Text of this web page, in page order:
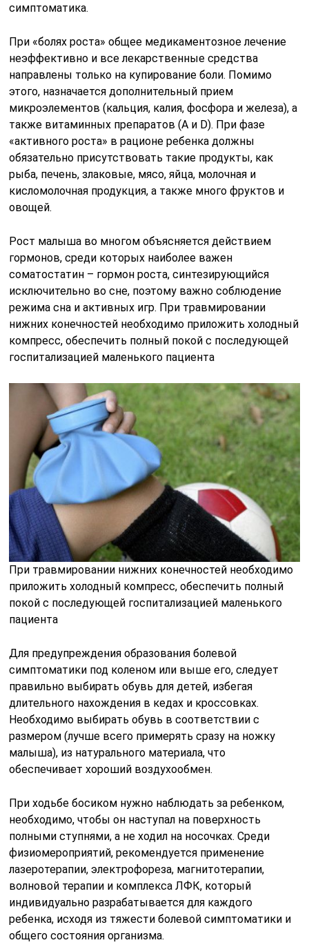
симптоматика.
При «болях роста» общее медикаментозное лечение
неэффективно и все лекарственные средства
направлены только на купирование боли. Помимо
этого, назначается дополнительный прием
микроэлементов (кальция, калия, фосфора и железа), а
также витаминных препаратов (А и D). При фазе
«активного роста» в рационе ребенка должны
обязательно присутствовать такие продукты, как
рыба, печень, злаковые, мясо, яйца, молочная и
кисломолочная продукция, а также много фруктов и
овощей.
Рост малыша во многом объясняется действием
гормонов, среди которых наиболее важен
соматостатин – гормон роста, синтезирующийся
исключительно во сне, поэтому важно соблюдение
режима сна и активных игр. При травмировании
нижних конечностей необходимо приложить холодный
компресс, обеспечить полный покой с последующей
госпитализацией маленького пациента
При травмировании нижних конечностей необходимо
приложить холодный компресс, обеспечить полный
покой с последующей госпитализацией маленького
пациента
Для предупреждения образования болевой
симптоматики под коленом или выше его, следует
правильно выбирать обувь для детей, избегая
длительного нахождения в кедах и кроссовках.
Необходимо выбирать обувь в соответствии с
размером (лучше всего примерять сразу на ножку
малыша), из натурального материала, что
обеспечивает хороший воздухообмен.
При ходьбе босиком нужно наблюдать за ребенком,
необходимо, чтобы он наступал на поверхность
полными ступнями, а не ходил на носочках. Среди
физиомероприятий, рекомендуется применение
лазеротерапии, электрофореза, магнитотерапии,
волновой терапии и комплекса ЛФК, который
индивидуально разрабатывается для каждого
ребенка, исходя из тяжести болевой симптоматики и
общего состояния организма.